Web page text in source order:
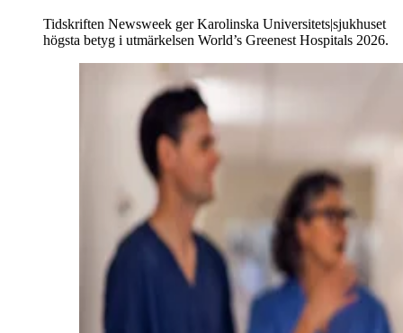
Tidskriften Newsweek ger Karolinska Universitets|sjukhuset
högsta betyg i utmärkelsen World’s Greenest Hospitals 2026.